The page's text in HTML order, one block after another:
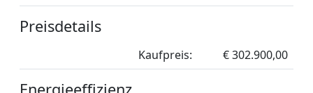
Preisdetails
Kaufpreis: € 302.900,00